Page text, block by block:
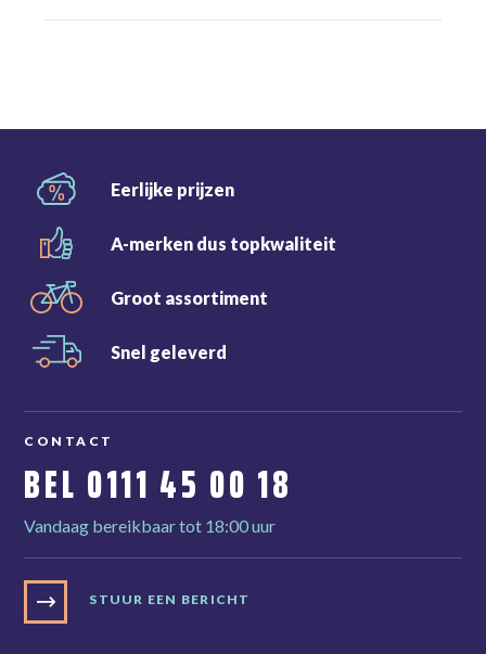
Eerlijke prijzen
A-merken dus topkwaliteit
Groot assortiment
Snel geleverd
CONTACT
BEL 0111 45 00 18
Vandaag bereikbaar tot 18:00 uur
STUUR EEN BERICHT